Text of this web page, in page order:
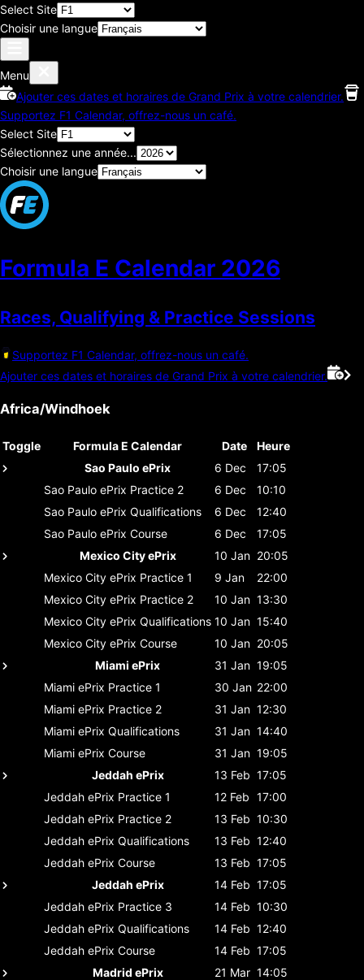
Select Site
Choisir une langue
Menu
Ajouter ces dates et horaires de Grand Prix à votre calendrier.
Supportez F1 Calendar, offrez-nous un café.
Select Site
Sélectionnez une année...
Choisir une langue
Formula E Calendar 2026
Races, Qualifying & Practice Sessions
Supportez F1 Calendar, offrez-nous un café.
Ajouter ces dates et horaires de Grand Prix à votre calendrier.
Africa/Windhoek
Toggle Formula E Calendar Date
Heure
Sao Paulo ePrix
6 Dec
17:05
Sao Paulo ePrix Practice 2 6 Dec
10:10
Sao Paulo ePrix Qualifications 6 Dec
12:40
Sao Paulo ePrix Course 6 Dec
17:05
Mexico City ePrix
10 Jan 20:05
Mexico City ePrix Practice 1 9 Jan
22:00
Mexico City ePrix Practice 2 10 Jan 13:30
Mexico City ePrix Qualifications 10 Jan 15:40
Mexico City ePrix Course 10 Jan 20:05
Miami ePrix
31 Jan 19:05
Miami ePrix Practice 1 30 Jan 22:00
Miami ePrix Practice 2 31 Jan 12:30
Miami ePrix Qualifications 31 Jan 14:40
Miami ePrix Course 31 Jan 19:05
Jeddah ePrix
13 Feb 17:05
Jeddah ePrix Practice 1 12 Feb 17:00
Jeddah ePrix Practice 2 13 Feb 10:30
Jeddah ePrix Qualifications 13 Feb 12:40
Jeddah ePrix Course 13 Feb 17:05
Jeddah ePrix
14 Feb 17:05
Jeddah ePrix Practice 3 14 Feb 10:30
Jeddah ePrix Qualifications 14 Feb 12:40
Jeddah ePrix Course 14 Feb 17:05
Madrid ePrix
21 Mar 14:05